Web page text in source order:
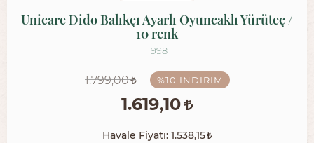
Unicare Dido Balıkçı Ayarlı Oyuncaklı Yürüteç /
10 renk
1998
1.799,00 %10 İNDIRIM
1.619,10
Havale Fiyatı: 1.538,15